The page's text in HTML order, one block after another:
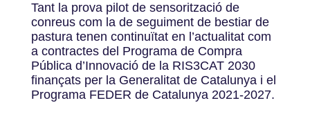
Tant la prova pilot de sensorització de
conreus com la de seguiment de bestiar de
pastura tenen continuïtat en l’actualitat com
a contractes del Programa de Compra
Pública d’Innovació de la RIS3CAT 2030
finançats per la Generalitat de Catalunya i el
Programa FEDER de Catalunya 2021-2027.